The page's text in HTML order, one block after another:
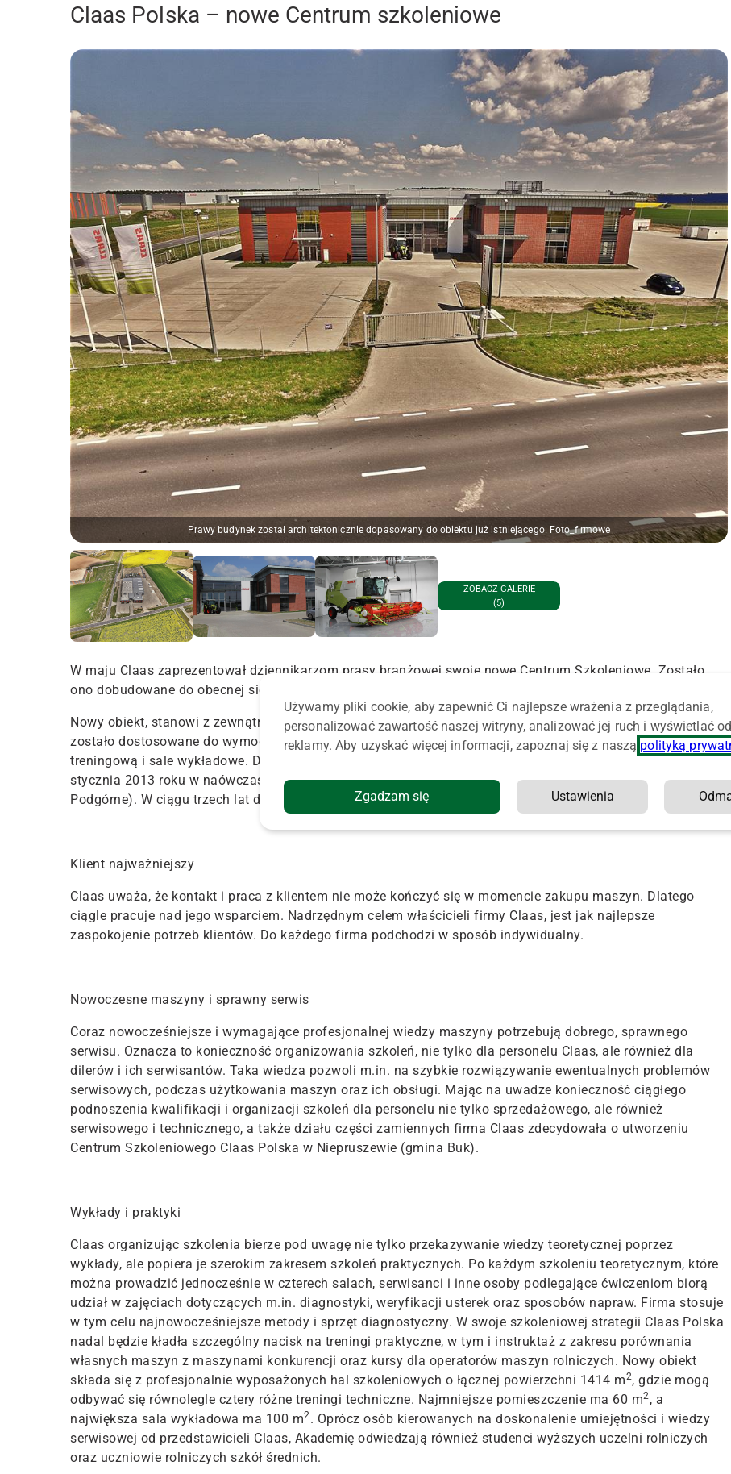
Claas Polska – nowe Centrum szkoleniowe
Prawy budynek został architektonicznie dopasowany do obiektu już istniejącego. Foto_firmowe
ZOBACZ GALERIĘ
(5)
W maju Claas zaprezentował dziennikarzom prasy branżowej swoje nowe Centrum Szkoleniowe. Zostało
ono dobudowane do obecnej siedziby Claas Polska w Niepruszewie (gm. Buk).
Nowy obiekt, stanowi z zewnątrz lustrzane odbicie wcześniej postawionego budynku. Jednak wnętrze
zostało dostosowane do wymogów prowadzenia szkoleń na dużą skalę. Obiekt ma m.in. nową halę
treningową i sale wykładowe. Dotychczasowe szkolenia prowadzone przez Claas Polska odbywały się od
stycznia 2013 roku w naówczas nowo powstałym Centrum Szkoleniowym w Sierosławiu (gmina Tarnowo
Podgórne). W ciągu trzech lat działalności Akademia Claas Polska przeszkoliła 4162 osoby.
Klient najważniejszy
Claas uważa, że kontakt i praca z klientem nie może kończyć się w momencie zakupu maszyn. Dlatego
ciągle pracuje nad jego wsparciem. Nadrzędnym celem właścicieli firmy Claas, jest jak najlepsze
zaspokojenie potrzeb klientów. Do każdego firma podchodzi w sposób indywidualny.
Nowoczesne maszyny i sprawny serwis
Coraz nowocześniejsze i wymagające profesjonalnej wiedzy maszyny potrzebują dobrego, sprawnego
serwisu. Oznacza to konieczność organizowania szkoleń, nie tylko dla personelu Claas, ale również dla
dilerów i ich serwisantów. Taka wiedza pozwoli m.in. na szybkie rozwiązywanie ewentualnych problemów
serwisowych, podczas użytkowania maszyn oraz ich obsługi. Mając na uwadze konieczność ciągłego
podnoszenia kwalifikacji i organizacji szkoleń dla personelu nie tylko sprzedażowego, ale również
serwisowego i technicznego, a także działu części zamiennych firma Claas zdecydowała o utworzeniu
Centrum Szkoleniowego Claas Polska w Niepruszewie (gmina Buk).
Wykłady i praktyki
Claas organizując szkolenia bierze pod uwagę nie tylko przekazywanie wiedzy teoretycznej poprzez
wykłady, ale popiera je szerokim zakresem szkoleń praktycznych. Po każdym szkoleniu teoretycznym, które
można prowadzić jednocześnie w czterech salach, serwisanci i inne osoby podlegające ćwiczeniom biorą
udział w zajęciach dotyczących m.in. diagnostyki, weryfikacji usterek oraz sposobów napraw. Firma stosuje
w tym celu najnowocześniejsze metody i sprzęt diagnostyczny. W swoje szkoleniowej strategii Claas Polska
nadal będzie kładła szczególny nacisk na treningi praktyczne, w tym i instruktaż z zakresu porównania
własnych maszyn z maszynami konkurencji oraz kursy dla operatorów maszyn rolniczych. Nowy obiekt
składa się z profesjonalnie wyposażonych hal szkoleniowych o łącznej powierzchni 1414 m2, gdzie mogą
odbywać się równolegle cztery różne treningi techniczne. Najmniejsze pomieszczenie ma 60 m2, a
największa sala wykładowa ma 100 m2. Oprócz osób kierowanych na doskonalenie umiejętności i wiedzy
serwisowej od przedstawicieli Claas, Akademię odwiedzają również studenci wyższych uczelni rolniczych
oraz uczniowie rolniczych szkół średnich.
Używamy pliki cookie, aby zapewnić Ci najlepsze wrażenia z przeglądania,
personalizować zawartość naszej witryny, analizować jej ruch i wyświetlać
reklamy. Aby uzyskać więcej informacji, zapoznaj się z naszą polityką
Zgadzam się Ustawienia